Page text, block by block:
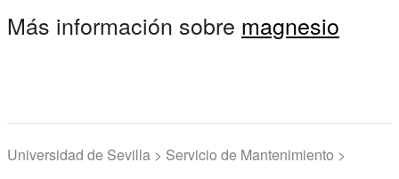
Más información sobre magnesio
Universidad de Sevilla > Servicio de Mantenimiento >